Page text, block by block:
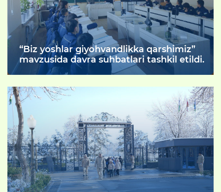
“Biz yoshlar giyohvandlikka qarshimiz”
mavzusida davra suhbatlari tashkil etildi.